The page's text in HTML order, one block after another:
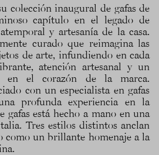
colección inaugural de gafas de
capítulo en el legado de
y artesanía de la casa.
curado que reimagina las
de arte, infundiendo en cada
atención artesanal y un
en el corazón de la marca.
con un especialista en gafas
profunda experiencia en la
gafas está hecho a mano en una
Tres estilos distintos anclan
como un brillante homenaje a la